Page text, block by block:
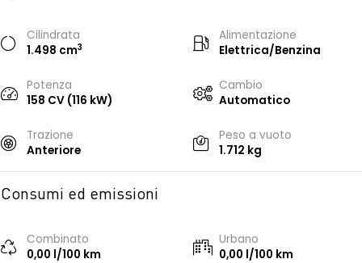
Cilindrata
1.498 cm3
Alimentazione
Elettrica/Benzina
Potenza
158 CV (116 kW)
Cambio
Automatico
Trazione
Anteriore
Peso a vuoto
1.712 kg
Consumi ed emissioni
Combinato
0,00 l/100 km
Urbano
0,00 l/100 km